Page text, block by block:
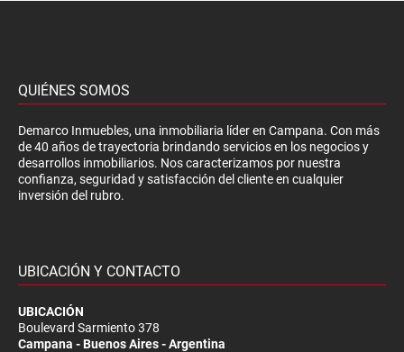
QUIÉNES SOMOS
Demarco Inmuebles, una inmobiliaria líder en Campana. Con más
de 40 años de trayectoria brindando servicios en los negocios y
desarrollos inmobiliarios. Nos caracterizamos por nuestra
confianza, seguridad y satisfacción del cliente en cualquier
inversión del rubro.
UBICACIÓN Y CONTACTO
UBICACIÓN
Boulevard Sarmiento 378
Campana - Buenos Aires - Argentina